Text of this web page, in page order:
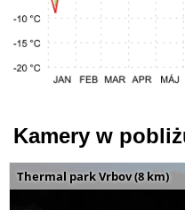
Kamery w
Thermal park Vrbov (8 km)